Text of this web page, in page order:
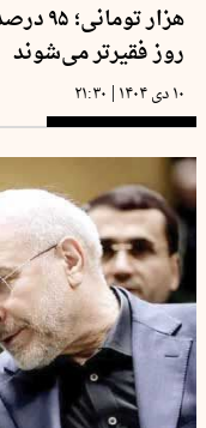
هزار
روز فقیرتر می‌شوند
۱۰ دی ۱۴۰۴ | ۲۱:۳۰